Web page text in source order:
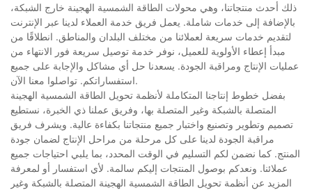
ذلك أحدث منتجاتنا، وهي محولات الطاقة الشمسية الهجينة خارج الشبكة،
بالإضافة إلى خدمات شاملة. يعمل فريق خدمة العملاء لدينا عبر الإنترنت
لتقديم خدمات سريعة لعملائنا من مختلف البلدان والمناطق. انطلاقًا من
مبدأ إعطاء الأولوية للعميل، نوفر خدمة توصيل سريعة فور الانتهاء من
عمليات الإنتاج ومراقبة الجودة. يسعدنا حل أي مشاكل والإجابة على جميع
استفساراتكم. تواصلوا معنا الآن.
بفضل خطوط إنتاجنا المتكاملة لأنظمة تحويل الطاقة الشمسية الهجينة
المتصلة بالشبكة وغير المتصلة بها، وفريق عملنا ذي الخبرة، نستطيع
تصميم وتطوير وتصنيع واختبار جميع منتجاتنا بكفاءة عالية. ويشرف فريق
مراقبة الجودة لدينا على كل مرحلة من مراحل الإنتاج لضمان جودة
المنتج. كما نضمن لكم التسليم في الوقت المحدد، بما يلبي احتياجات جميع
عملائنا. ونعدكم بوصول المنتجات إليكم سالمة. لأي استفسار أو لمعرفة
المزيد عن أنظمة تحويل الطاقة الشمسية الهجينة المتصلة بالشبكة وغير